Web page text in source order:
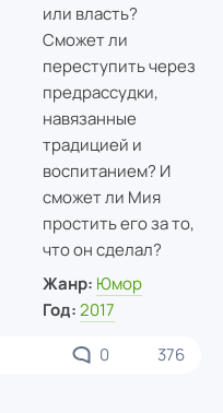
или власть?
Сможет ли
переступить через
предрассудки,
навязанные
традицией и
воспитанием? И
сможет ли Мия
простить его за то,
что он сделал?
Жанр: Юмор
Год: 2017
0 376